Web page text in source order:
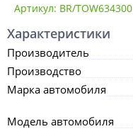
Артикул: BR/TOW634300
Характеристики
Производитель
Производство
Марка автомобиля
Модель автомобиля